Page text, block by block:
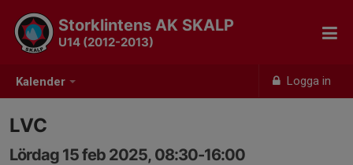
Kalender Logga in
Storklintens AK SKALP
U14 (2012-2013)
LVC
Lördag 15 feb 2025, 08:30-16:00